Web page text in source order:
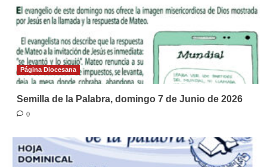
Página Diocesana
Semilla de la Palabra, domingo 7 de Junio de 2026
0